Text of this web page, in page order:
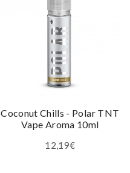
Coconut Chills - Polar TNT
Vape Aroma 10ml
12,19€